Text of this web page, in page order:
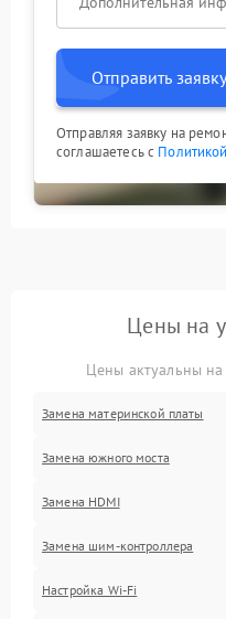
Отправить заявку
Отправляя заявку на
соглашаетесь с
Цены на
Цены актуальны
Замена материнской платы
Замена южного моста
Замена HDMI
Замена шим-контроллера
Настройка Wi-Fi